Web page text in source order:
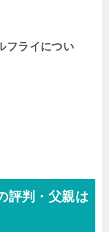
フライについ
評判・父親は